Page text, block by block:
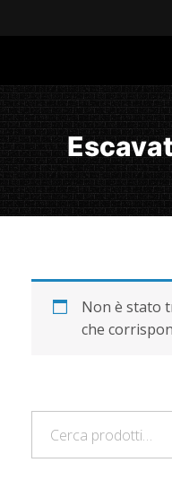
Non è stato
che